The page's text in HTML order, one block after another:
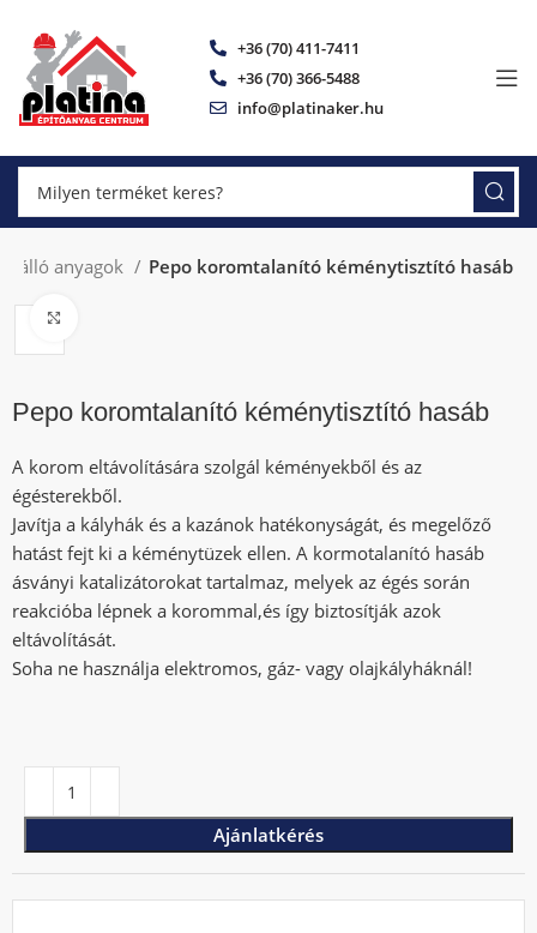
+36 (70) 411-7411
+36 (70) 366-5488
info@platinaker.hu
anyagok Pepo koromtalanító kéménytisztító hasáb
Pepo koromtalanító kéménytisztító hasáb
A korom eltávolítására szolgál kéményekből és az
égésterekből.
Javítja a kályhák és a kazánok hatékonyságát, és megelőző
hatást fejt ki a kéménytüzek ellen. A kormotalanító hasáb
ásványi katalizátorokat tartalmaz, melyek az égés során
reakcióba lépnek a korommal,és így biztosítják azok
eltávolítását.
Soha ne használja elektromos, gáz- vagy olajkályháknál!
Ajánlatkérés